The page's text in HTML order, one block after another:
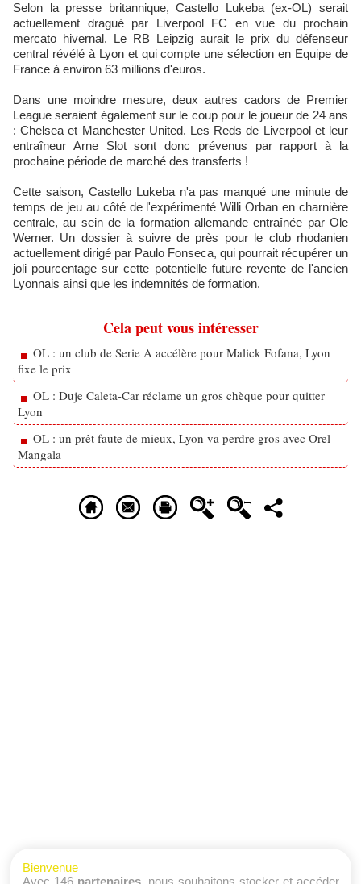
Selon la presse britannique, Castello Lukeba (ex-OL) serait
actuellement dragué par Liverpool FC en vue du prochain
mercato hivernal. Le RB Leipzig aurait le prix du défenseur
central révélé à Lyon et qui compte une sélection en Equipe de
France à environ 63 millions d'euros.
Dans une moindre mesure, deux autres cadors de Premier
League seraient également sur le coup pour le joueur de 24 ans
: Chelsea et Manchester United. Les Reds de Liverpool et leur
entraîneur Arne Slot sont donc prévenus par rapport à la
prochaine période de marché des transferts !
Cette saison, Castello Lukeba n'a pas manqué une minute de
temps de jeu au côté de l'expérimenté Willi Orban en charnière
centrale, au sein de la formation allemande entraînée par Ole
Werner. Un dossier à suivre de près pour le club rhodanien
actuellement dirigé par Paulo Fonseca, qui pourrait récupérer un
joli pourcentage sur cette potentielle future revente de l'ancien
Lyonnais ainsi que les indemnités de formation.
Cela peut vous intéresser
OL : un club de Serie A accélère pour Malick Fofana, Lyon
fixe le prix
OL : Duje Caleta-Car réclame un gros chèque pour quitter
Lyon
OL : un prêt faute de mieux, Lyon va perdre gros avec Orel
Mangala
Bienvenue
Avec 146 partenaires, nous souhaitons stocker et accéder